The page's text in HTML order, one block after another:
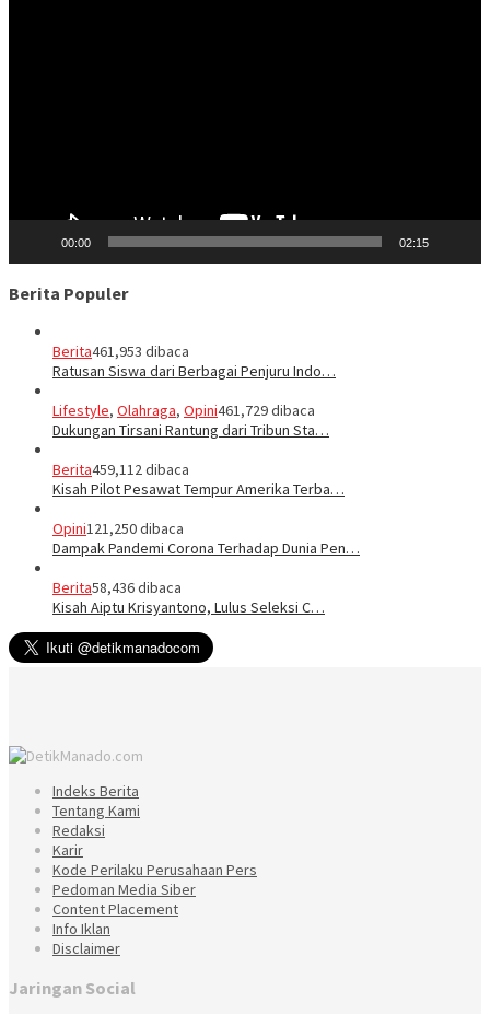
00:00 02:15
Berita Populer
Berita461,953 dibaca
Ratusan Siswa dari Berbagai Penjuru Indo…
Lifestyle, Olahraga, Opini461,729 dibaca
Dukungan Tirsani Rantung dari Tribun Sta…
Berita459,112 dibaca
Kisah Pilot Pesawat Tempur Amerika Terba…
Opini121,250 dibaca
Dampak Pandemi Corona Terhadap Dunia Pen…
Berita58,436 dibaca
Kisah Aiptu Krisyantono, Lulus Seleksi C…
Indeks Berita
Tentang Kami
Redaksi
Karir
Kode Perilaku Perusahaan Pers
Pedoman Media Siber
Content Placement
Info Iklan
Disclaimer
Jaringan Social